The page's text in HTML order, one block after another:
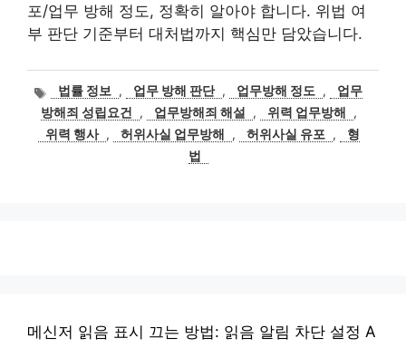
포/업무 방해 정도, 정확히 알아야 합니다. 위법 여
부 판단 기준부터 대처법까지 핵심만 담았습니다.
태
그
법률 정보 , 업무 방해 판단 , 업무방해 정도 ,
업무
방해죄 성립요건
, 업무방해죄 해설 , 위력 업무방해
,
위력 행사 , 허위사실 업무방해 , 허위사실 유포 ,
형
법
메신저 읽음 표시 끄는 방법: 읽음 알림 차단 설정 A